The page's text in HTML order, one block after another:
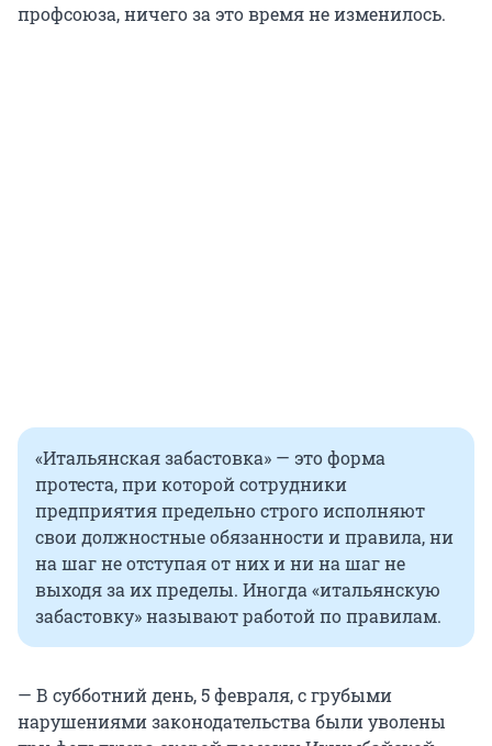
профсоюза, ничего за это время не изменилось.
«Итальянская забастовка» — это форма
протеста, при которой сотрудники
предприятия предельно строго исполняют
свои должностные обязанности и правила, ни
на шаг не отступая от них и ни на шаг не
выходя за их пределы. Иногда «итальянскую
забастовку» называют работой по правилам.
— В субботний день, 5 февраля, с грубыми
нарушениями законодательства были уволены